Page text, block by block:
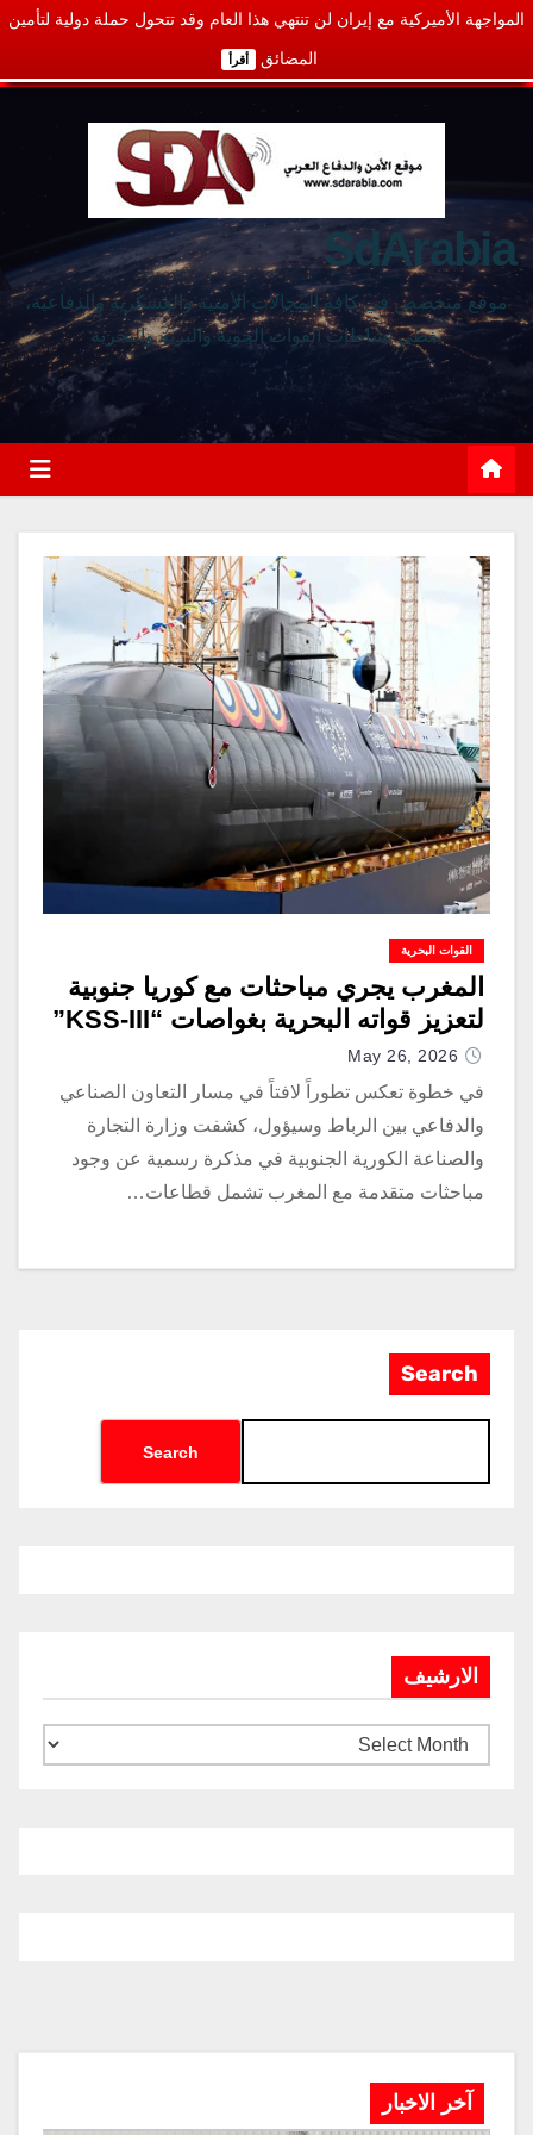
المواجهة الأميركية مع إيران لن تنتهي هذا العام وقد تتحول حملة دولية لتأمين
المضائق أقرأ
SdArabia
موقع متخصص في كافة المجالات الأمنية والعسكرية والدفاعية،
يغطي نشاطات القوات الجوية والبرية والبحرية
القوات البحرية
المغرب يجري مباحثات مع كوريا جنوبية
لتعزيز قواته البحرية بغواصات “KSS-III”
May 26, 2026
في خطوة تعكس تطوراً لافتاً في مسار التعاون الصناعي
والدفاعي بين الرباط وسيؤول، كشفت وزارة التجارة
والصناعة الكورية الجنوبية في مذكرة رسمية عن وجود
مباحثات متقدمة مع المغرب تشمل قطاعات…
Search
Search
الارشيف
آخر الاخبار